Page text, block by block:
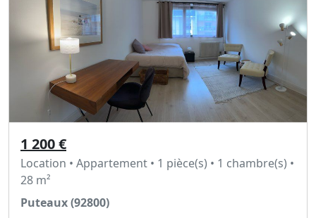
1 200 €
Location • Appartement • 1 pièce(s) • 1 chambre(s) •
28 m²
Puteaux (92800)